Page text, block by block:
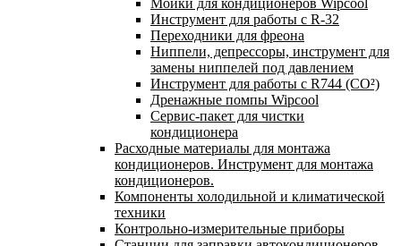
Мойки для кондиционеров Wipcool
Инструмент для работы с R-32
Переходники для фреона
Ниппели, депрессоры, инструмент для
замены ниппелей под давлением
Инструмент для работы с R744 (CO²)
Дренажные помпы Wipcool
Сервис-пакет для чистки
кондиционера
Расходные материалы для монтажа
кондиционеров. Инструмент для монтажа
кондиционеров.
Компоненты холодильной и климатической
техники
Контрольно-измерительные приборы